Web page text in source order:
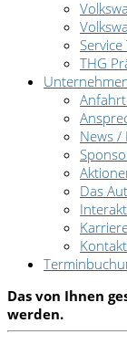
THG
News /
Das
Das von Ihnen
werden.